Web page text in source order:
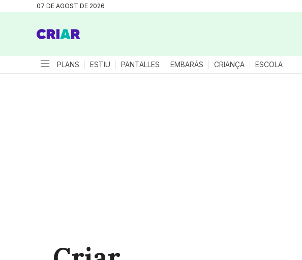
07 DE AGOST DE 2026
PLANS ESTIU PANTALLES EMBARÀS CRIANÇA ESCOLA